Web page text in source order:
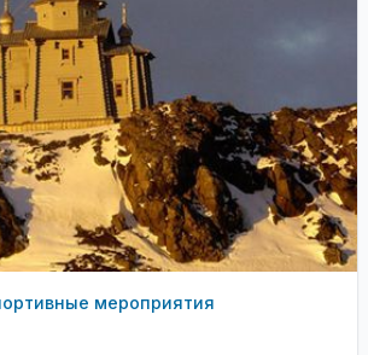
мероприятия